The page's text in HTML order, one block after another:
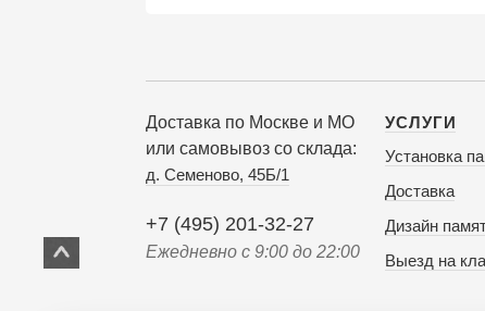
Доставка по Москве и МО
или самовывоз со склада:
д. Семеново, 45Б/1
+7 (495) 201-32-27
Ежедневно с 9:00 до 22:00
УСЛУГИ
Установка
Доставка
Дизайн
Выезд на